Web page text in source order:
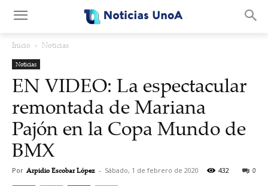
Inicio Noticias
Noticias
EN VIDEO: La espectacular
remontada de Mariana
Pajón en la Copa Mundo de
BMX
Por Arpidio Escobar López - Sábado, 1 de febrero de 2020 0
432